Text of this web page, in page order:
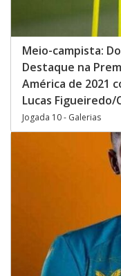
Meio-campista:
Destaque na
América de 2021
Lucas Figueiredo/
Jogada 10 - Galerias